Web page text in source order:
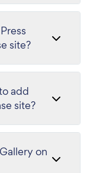
site?
add
site?
on